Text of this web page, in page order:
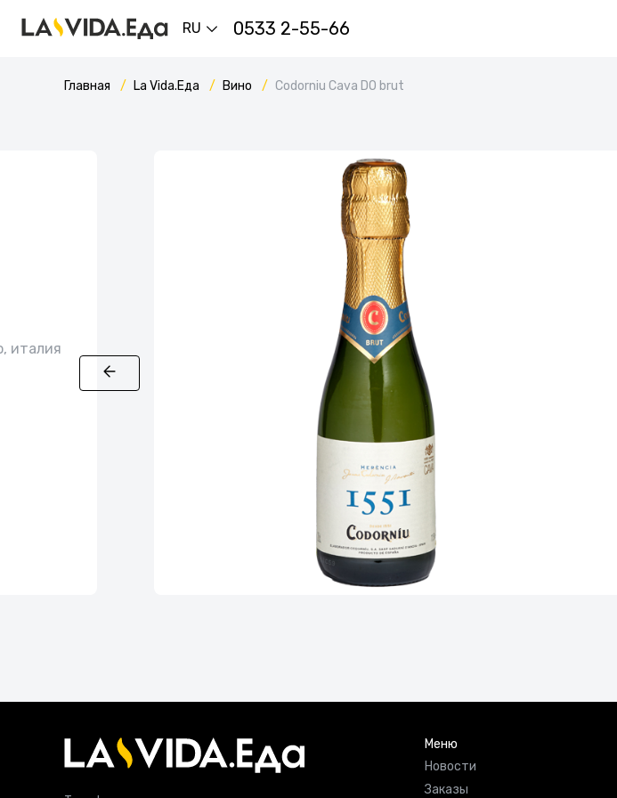
RU 0533 2-55-66
Главная La Vida.Еда Вино Codorniu Cаvа DО brut
италия
Меню
Новости
Заказы